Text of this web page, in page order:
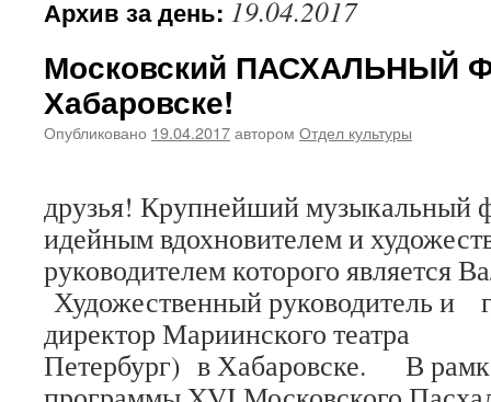
Архив за день: 19.04.2017
Московский ПАСХАЛЬНЫЙ
Хабаровске!
Опубликовано 19.04.2017автором Отдел культуры
друзья! Крупнейший музыкальный
идейным вдохновителем и
руководителем которого является
Художественный руководитель и
директор Мариинского театра
Петербург) в Хабаровске. В